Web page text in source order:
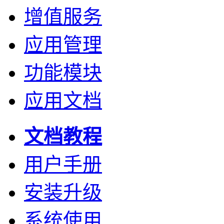
增值服务
应用管理
功能模块
应用文档
文档教程
用户手册
安装升级